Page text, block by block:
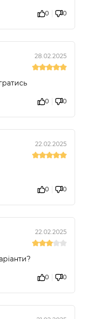
0 0
28.02.2025
0 0
22.02.2025
0 0
22.02.2025
0 0